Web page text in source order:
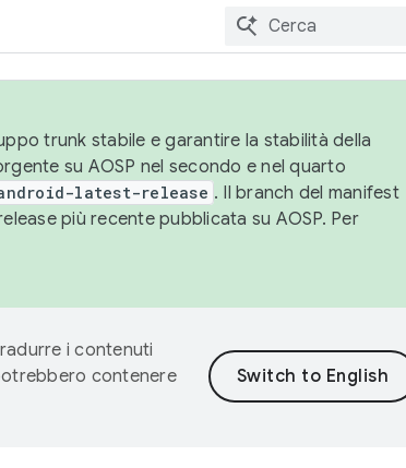
trunk stabile e garantire la stabilità della
su AOSP nel secondo e nel quarto
latest-release . Il branch del manifest
più recente pubblicata su AOSP. Per
i contenuti
contenere